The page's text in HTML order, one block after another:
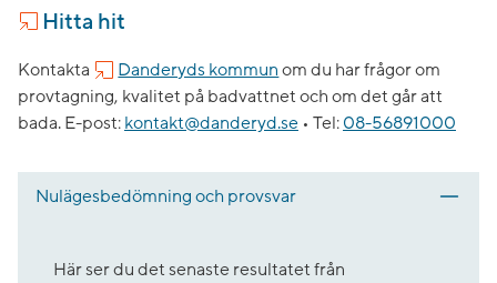
Hitta hit
Kontakta Danderyds kommun om du har frågor om
provtagning, kvalitet på badvattnet och om det går att
bada. E-post: kontakt@danderyd.se • Tel: 08-56891000
Nulägesbedömning och provsvar
Här ser du det senaste resultatet från